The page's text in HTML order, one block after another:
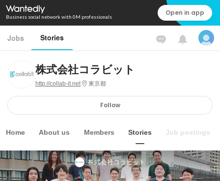
Business social network with 0M professionals Open in app
Jobs Stories
株式会社コラビット
http://collab-it.net 東京都
Follow
Home About us Members Stories Job postings
株式会社コラビット